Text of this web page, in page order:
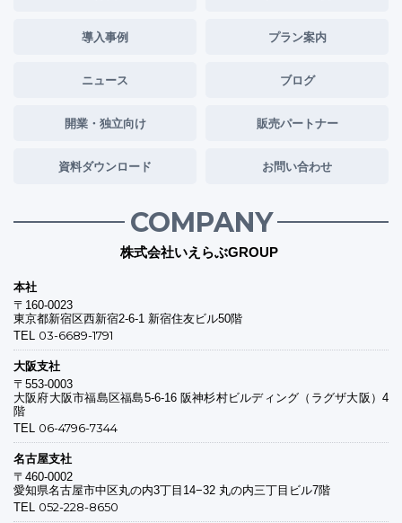
導入事例 プラン案内
ニュース ブログ
開業・独立向け 販売パートナー
資料ダウンロード お問い合わせ
COMPANY
株式会社いえらぶGROUP
本社
〒160-0023
東京都新宿区西新宿2-6-1 新宿住友ビル50階
TEL 03-6689-1791
大阪支社
〒553-0003
大阪府大阪市福島区福島5-6-16 阪神杉村ビルディング（ラグザ大阪）4
階
TEL 06-4796-7344
名古屋支社
〒460-0002
愛知県名古屋市中区丸の内3丁目14−32 丸の内三丁目ビル7階
TEL 052-228-8650